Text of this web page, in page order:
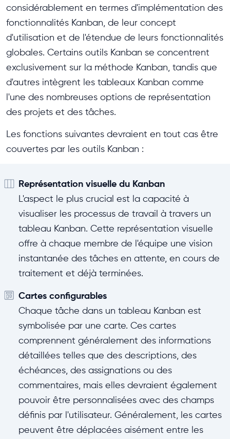
considérablement en termes d'implémentation des
fonctionnalités Kanban, de leur concept
d'utilisation et de l'étendue de leurs fonctionnalités
globales. Certains outils Kanban se concentrent
exclusivement sur la méthode Kanban, tandis que
d'autres intègrent les tableaux Kanban comme
l'une des nombreuses options de représentation
des projets et des tâches.
Les fonctions suivantes devraient en tout cas être
couvertes par les outils Kanban :
Représentation visuelle du Kanban
L'aspect le plus crucial est la capacité à
visualiser les processus de travail à travers un
tableau Kanban. Cette représentation visuelle
offre à chaque membre de l'équipe une vision
instantanée des tâches en attente, en cours de
traitement et déjà terminées.
Cartes configurables
Chaque tâche dans un tableau Kanban est
symbolisée par une carte. Ces cartes
comprennent généralement des informations
détaillées telles que des descriptions, des
échéances, des assignations ou des
commentaires, mais elles devraient également
pouvoir être personnalisées avec des champs
définis par l'utilisateur. Généralement, les cartes
peuvent être déplacées aisément entre les